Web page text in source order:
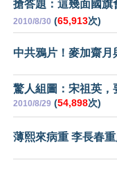
搶答題：這幾面國旗
2010/8/30 (65,913次)
中共鴉片！麥加齋月
驚人組圖：宋祖英
2010/8/29 (54,898次)
薄熙來病重 李長春重